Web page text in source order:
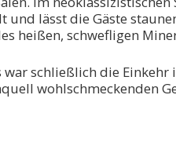
und lässt die Gäste
heißen, schwefligen
war schließlich die
wohlschmeckenden